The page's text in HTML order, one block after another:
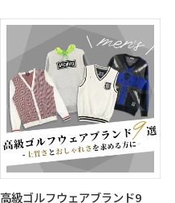
高級ゴルフウェアブランド9